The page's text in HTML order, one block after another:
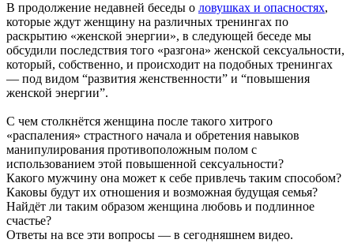
В продолжение недавней беседы о ловушках и опасностях,
которые ждут женщину на различных тренингах по
раскрытию «женской энергии», в следующей беседе мы
обсудили последствия того «разгона» женской сексуальности,
который, собственно, и происходит на подобных тренингах
— под видом “развития женственности” и “повышения
женской энергии”.
С чем столкнётся женщина после такого хитрого
«распаления» страстного начала и обретения навыков
манипулирования противоположным полом с
использованием этой повышенной сексуальности?
Какого мужчину она может к себе привлечь таким способом?
Каковы будут их отношения и возможная будущая семья?
Найдёт ли таким образом женщина любовь и подлинное
счастье?
Ответы на все эти вопросы — в сегодняшнем видео.